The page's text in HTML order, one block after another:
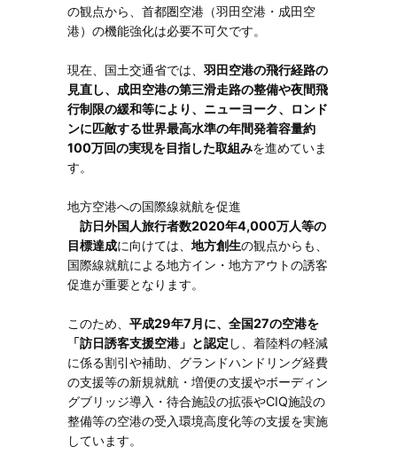
の観点から、首都圏空港（羽田空港・成田空
港）の機能強化は必要不可欠です。
現在、国土交通省では、 羽田空港の飛行経路の
見直し、成田空港の第三滑走路の整備や夜間飛
行制限の緩和等により、ニューヨーク、ロンド
ンに匹敵する世界最高水準の年間発着容量約
100万回の実現を目指した取組みを進めていま
す。
地方空港への国際線就航を促進
訪日外国人旅行者数2020年4,000万人等の
目標達成に向けては、 地方創生の観点からも、
国際線就航による地方イン・地方アウトの誘客
促進が重要となります。
このため、 平成29年7月に、全国27の空港を
「訪日誘客支援空港」と認定 し、着陸料の軽減
に係る割引や補助、グランドハンドリング経費
の支援等の新規就航・増便の支援やボーディン
グブリッジ導入・待合施設の拡張やCIQ施設の
整備等の空港の受入環境高度化等の支援を実施
しています。